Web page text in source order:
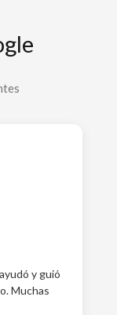
y guió
Muchas